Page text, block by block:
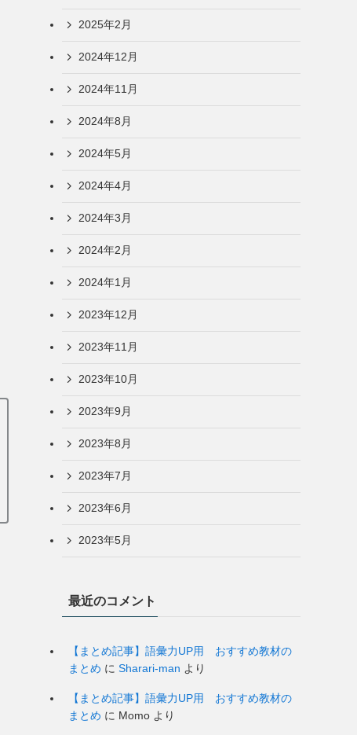
2025年2月
2024年12月
2024年11月
2024年8月
2024年5月
2024年4月
2024年3月
2024年2月
2024年1月
2023年12月
2023年11月
2023年10月
2023年9月
2023年8月
2023年7月
2023年6月
2023年5月
最近のコメント
【まとめ記事】語彙力UP用 おすすめ教材の
まとめ に Sharari-man より
【まとめ記事】語彙力UP用 おすすめ教材の
まとめ に Momo より